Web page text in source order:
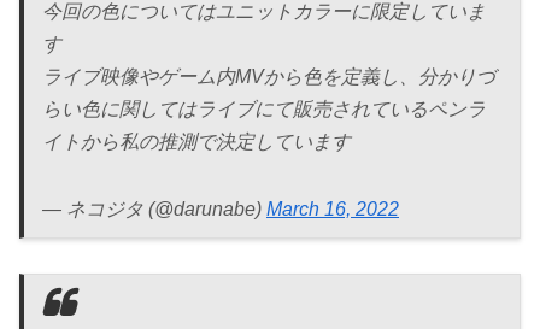
今回の色についてはユニットカラーに限定していま
す
ライブ映像やゲーム内MVから色を定義し、分かりづ
らい色に関してはライブにて販売されているペンラ
イトから私の推測で決定しています
— ネコジタ (@darunabe) March 16, 2022